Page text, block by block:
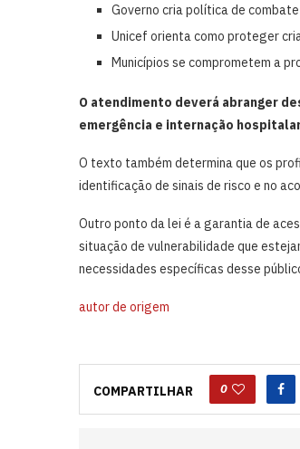
Governo cria política de
Unicef orienta como proteger
Municípios se comprometem a
O atendimento deverá abranger
emergência e internação
O texto também determina que os
identificação de sinais de risco e no
Outro ponto da lei é a garantia de
situação de vulnerabilidade que
necessidades específicas desse
autor de origem
COMPARTILHAR 0